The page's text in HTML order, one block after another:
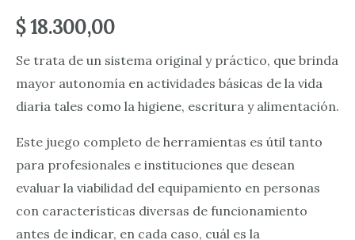
$18.300,00
Se trata de un sistema original y práctico, que brinda
mayor autonomía en actividades básicas de la vida
diaria tales como la higiene, escritura y alimentación.
Este juego completo de herramientas es útil tanto
para profesionales e instituciones que desean
evaluar la viabilidad del equipamiento en personas
con características diversas de funcionamiento
antes de indicar, en cada caso, cuál es la